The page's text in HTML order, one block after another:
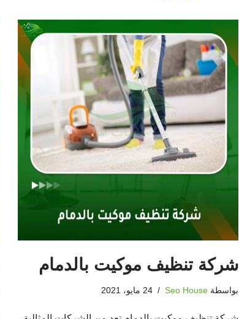
شركة تنظيف موكيت بالدمام
بواسطة Seo House 24 مايو، 2021